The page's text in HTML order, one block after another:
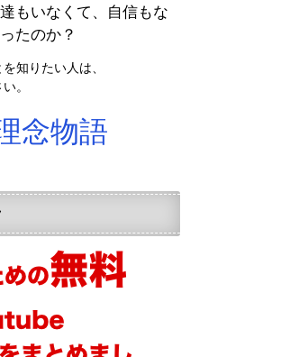
もいなくて、自信もな
たのか？
知りたい人は、
。
念物語